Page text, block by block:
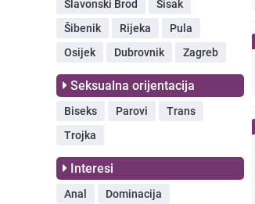
Slavonski Brod
Sisak
Šibenik
Rijeka
Pula
Osijek
Dubrovnik Zagreb
Seksualna orijentacija
Biseks Parovi
Trans
Trojka
Interesi
Anal
Dominacija